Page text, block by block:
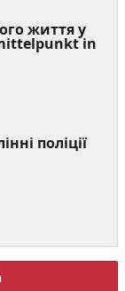
життя у
in
поліції